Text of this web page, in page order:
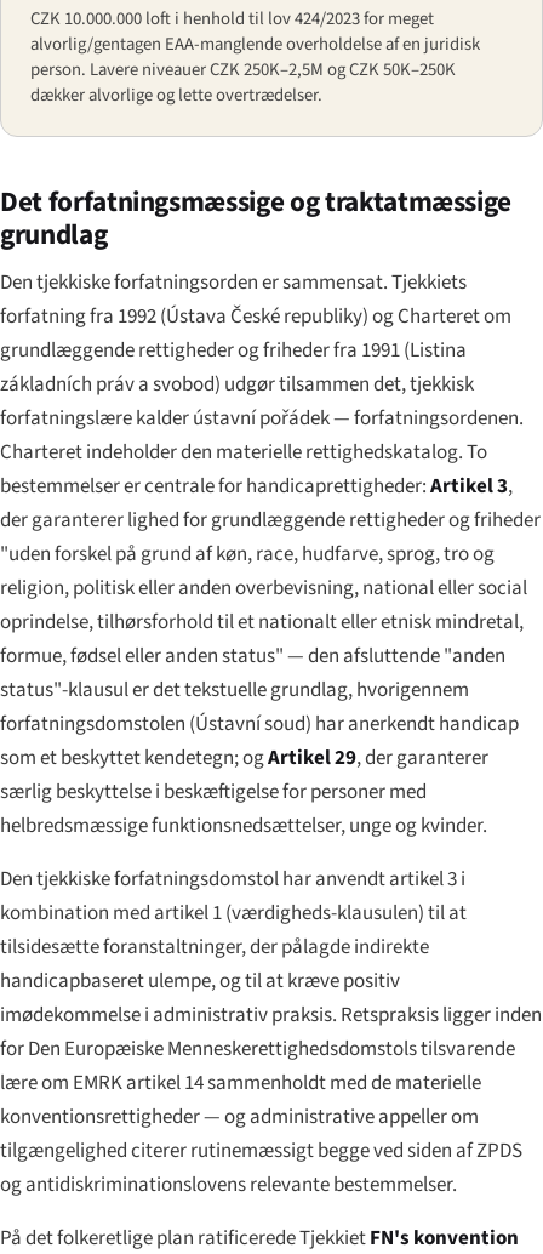
CZK 10.000.000 loft i henhold til lov 424/2023 for meget
alvorlig/gentagen EAA-manglende overholdelse af en juridisk
person. Lavere niveauer CZK 250K–2,5M og CZK 50K–250K
dækker alvorlige og lette overtrædelser.
Det forfatningsmæssige og traktatmæssige
grundlag
Den tjekkiske forfatningsorden er sammensat. Tjekkiets
forfatning fra 1992 (Ústava České republiky) og Charteret om
grundlæggende rettigheder og friheder fra 1991 (Listina
základních práv a svobod) udgør tilsammen det, tjekkisk
forfatningslære kalderústavní pořádek— forfatningsordenen.
Charteret indeholder den materielle rettighedskatalog. To
bestemmelser er centrale for handicaprettigheder:Artikel 3,
der garanterer lighed for grundlæggende rettigheder og friheder
"uden forskel på grund af køn, race, hudfarve, sprog, tro og
religion, politisk eller anden overbevisning, national eller social
oprindelse, tilhørsforhold til et nationalt eller etnisk mindretal,
formue, fødsel eller anden status" — den afsluttende "anden
status"-klausul er det tekstuelle grundlag, hvorigennem
forfatningsdomstolen (Ústavní soud) har anerkendt handicap
som et beskyttet kendetegn; ogArtikel 29, der garanterer
særlig beskyttelse i beskæftigelse for personer med
helbredsmæssige funktionsnedsættelser, unge og kvinder.
Den tjekkiske forfatningsdomstol har anvendt artikel 3 i
kombination med artikel 1 (værdigheds-klausulen) til at
tilsidesætte foranstaltninger, der pålagde indirekte
handicapbaseret ulempe, og til at kræve positiv
imødekommelse i administrativ praksis. Retspraksis ligger inden
for Den Europæiske Menneskerettighedsdomstols tilsvarende
lære om EMRK artikel 14 sammenholdt med de materielle
konventionsrettigheder — og administrative appeller om
tilgængelighed citerer rutinemæssigt begge ved siden af ZPDS
og antidiskriminationslovens relevante bestemmelser.
På det folkeretlige plan ratificerede TjekkietFN's konvention